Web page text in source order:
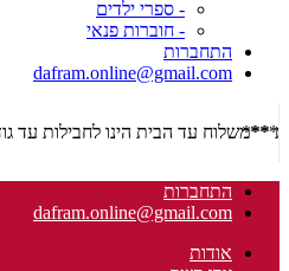
- ספרי ילדים
- חוברות פנאי
התחברות
dafram.online@gmail.com
***משלוח עד הבית מוזל ב- 29 ש"ח בקניה מעל 289 ש"ח שליח עד הבית ***
התחברות
dafram.online@gmail.com
אודות